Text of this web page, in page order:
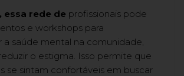
essa rede de profissionais pode
e workshops para
a saúde mental na comunidade,
o estigma. Isso permite que
se sintam confortáveis em buscar